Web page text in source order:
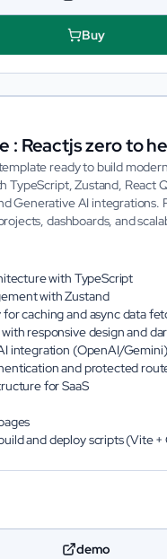
Buy
: Reactjs zero to
ready to build
TypeScript, Zustand, React
Generative AI integrations.
dashboards, and
with TypeScript
with Zustand
for caching and async data
with responsive design and
integration (OpenAI/Gemini)
and protected
for SaaS
and deploy scripts (Vite
demo